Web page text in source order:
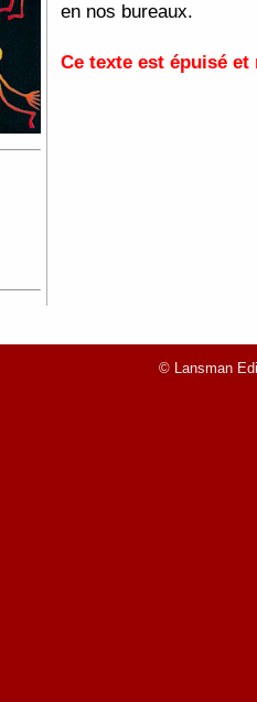
en nos bureaux.
Ce texte est épuisé et
© Lansman